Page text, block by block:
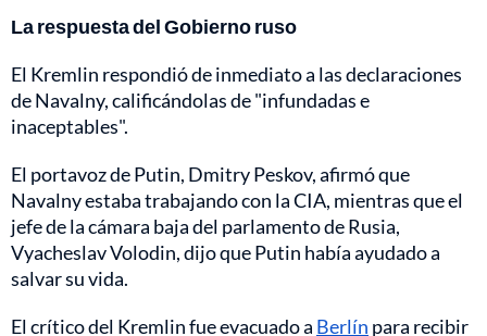
La respuesta del Gobierno ruso
El Kremlin respondió de inmediato a las declaraciones
de Navalny, calificándolas de "infundadas e
inaceptables".
El portavoz de Putin, Dmitry Peskov, afirmó que
Navalny estaba trabajando con la CIA, mientras que el
jefe de la cámara baja del parlamento de Rusia,
Vyacheslav Volodin, dijo que Putin había ayudado a
salvar su vida.
El crítico del Kremlin fue evacuado a Berlín para recibir